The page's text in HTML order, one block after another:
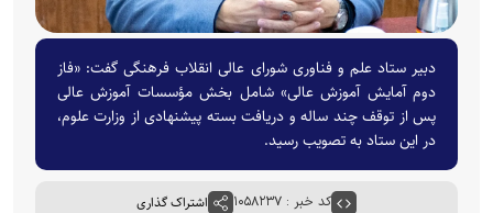
دبیر ستاد علم و فناوری شورای عالی انقلاب فرهنگی گفت: «فاز
دوم آمایش آموزش عالی» شامل بخش مؤسسات آموزش عالی
پس از توقف چند ساله و دریافت بسته پیشنهادی از وزارت علوم،
در این ستاد به تصویب رسید.
کد خبر : ۱۰۵۸۲۳۷ اشتراک گذاری